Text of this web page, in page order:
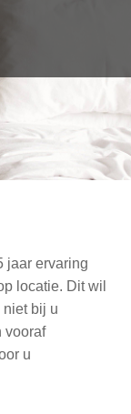
perfect
opmerkingen
in het
weer fris’
het is dat uw
een
hotel precies
jaar ervaring
locatie. Dit wil
bij u
vooraf
u